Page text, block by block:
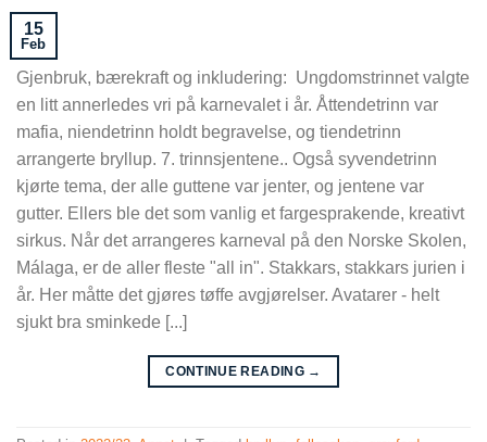
15
Feb
Gjenbruk, bærekraft og inkludering: Ungdomstrinnet valgte
en litt annerledes vri på karnevalet i år. Åttendetrinn var
mafia, niendetrinn holdt begravelse, og tiendetrinn
arrangerte bryllup. 7. trinnsjentene.. Også syvendetrinn
kjørte tema, der alle guttene var jenter, og jentene var
gutter. Ellers ble det som vanlig et fargesprakende, kreativt
sirkus. Når det arrangeres karneval på den Norske Skolen,
Málaga, er de aller fleste "all in". Stakkars, stakkars jurien i
år. Her måtte det gjøres tøffe avgjørelser. Avatarer - helt
sjukt bra sminkede [...]
CONTINUE READING →